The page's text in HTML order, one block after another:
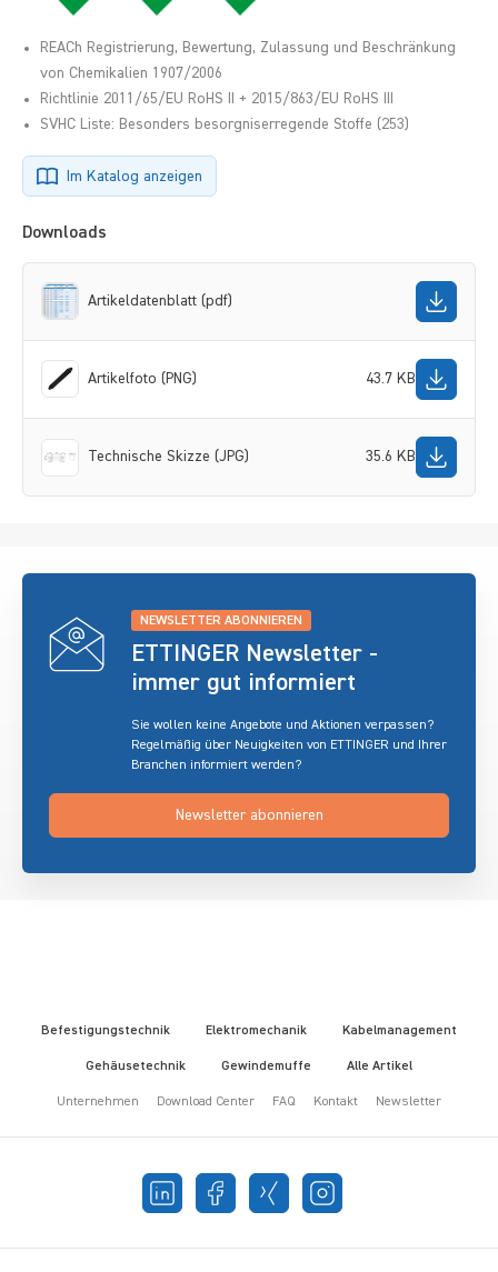
REACh Registrierung, Bewertung, Zulassung und Beschränkung
von Chemikalien 1907/2006
Richtlinie 2011/65/EU RoHS II + 2015/863/EU RoHS III
SVHC Liste: Besonders besorgniserregende Stoffe (253)
Im Katalog anzeigen
Downloads
Artikeldatenblatt (pdf)
Artikelfoto (PNG) 43.7 KB
Technische Skizze (JPG) 35.6 KB
NEWSLETTER ABONNIEREN
ETTINGER Newsletter -
immer gut informiert
Sie wollen keine Angebote und Aktionen verpassen?
Regelmäßig über Neuigkeiten von ETTINGER und Ihrer
Branchen informiert werden?
Newsletter abonnieren
Befestigungstechnik Elektromechanik Kabelmanagement
Gehäusetechnik Gewindemuffe Alle Artikel
Unternehmen Download Center FAQ Kontakt Newsletter